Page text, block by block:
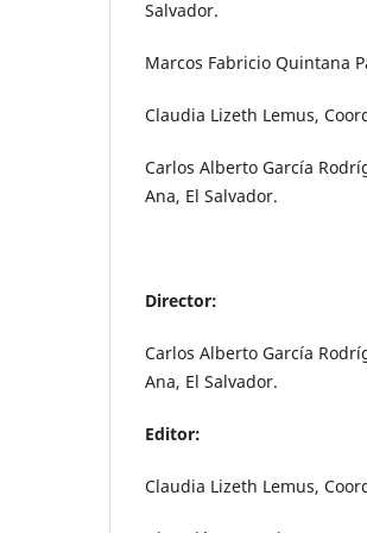
Salvador.
Marcos Fabricio Quintana
Claudia Lizeth Lemus,
Carlos Alberto García
Ana, El Salvador.
Director:
Carlos Alberto García
Ana, El Salvador.
Editor:
Claudia Lizeth Lemus,